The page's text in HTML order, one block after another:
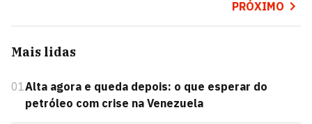
PRÓXIMO
Mais lidas
01Alta agora e queda depois: o que esperar do
petróleo com crise na Venezuela